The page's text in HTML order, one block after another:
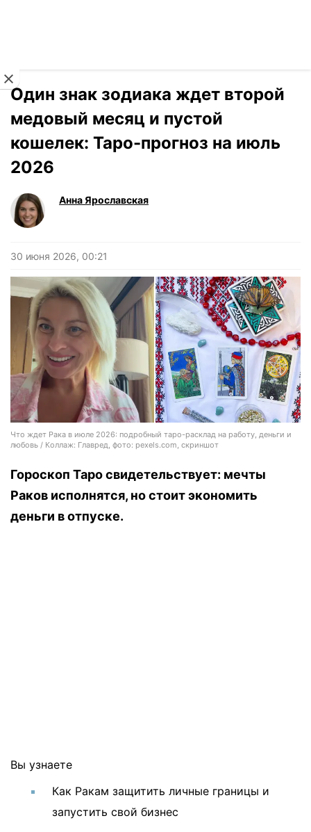
Один знак зодиака ждет второй
медовый месяц и пустой
кошелек: Таро-прогноз на июль
2026
Анна Ярославская
30 июня 2026, 00:21
Что ждет Рака в июле 2026: подробный таро-расклад на работу, деньги и
любовь / Коллаж: Главред, фото: pexels.com, скриншот
Гороскоп Таро свидетельствует: мечты
Раков исполнятся, но стоит экономить
деньги в отпуске.
Вы узнаете
Как Ракам защитить личные границы и
запустить свой бизнес